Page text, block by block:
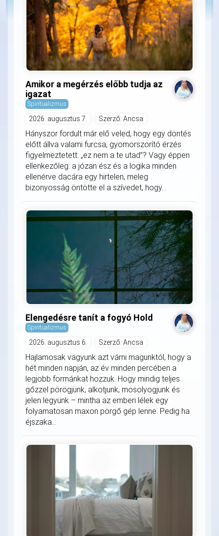
Amikor a megérzés előbb tudja az
igazat
Spiritualizmus
2026. augusztus 7. Szerző: Ancsa
Hányszor fordult már elő veled, hogy egy döntés
előtt állva valami furcsa, gyomorszorító érzés
figyelmeztetett: „ez nem a te utad”? Vagy éppen
ellenkezőleg: a józan ész és a logika minden
ellenérve dacára egy hirtelen, meleg
bizonyosság öntötte el a szívedet, hogy...
Elengedésre tanít a fogyó Hold
Spiritualizmus
2026. augusztus 6. Szerző: Ancsa
Hajlamosak vagyunk azt várni magunktól, hogy a
hét minden napján, az év minden percében a
legjobb formánkat hozzuk. Hogy mindig teljes
gőzzel pörögjünk, alkotjunk, mosolyogjunk és
jelen legyünk – mintha az emberi lélek egy
folyamatosan maxon pörgő gép lenne. Pedig ha
éjszaka...